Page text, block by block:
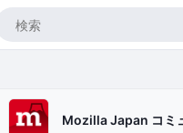
Mozilla Japan コミ